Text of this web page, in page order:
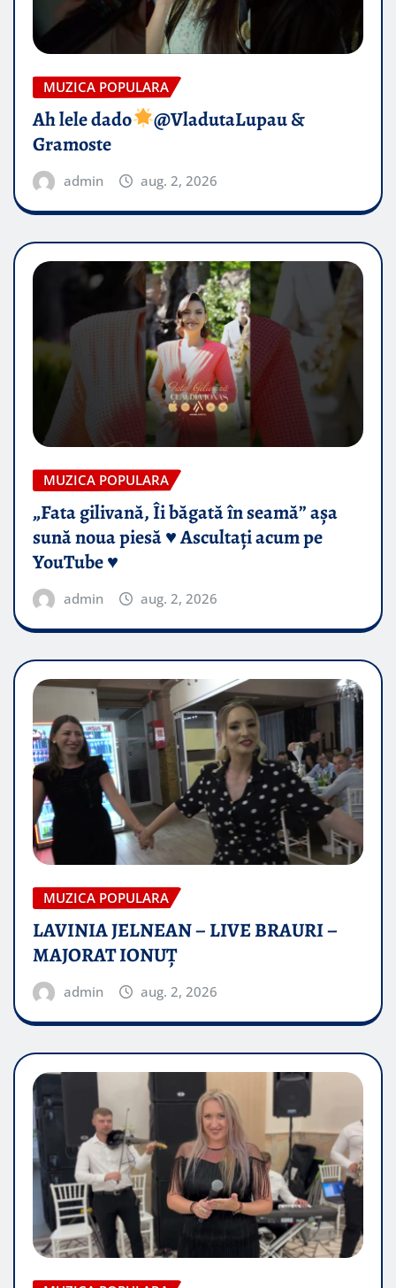
MUZICA POPULARA
Ah lele dado​
@VladutaLupau &
Gramoste
admin aug. 2, 2026
MUZICA POPULARA
„Fata gilivană, Îi băgată în seamă” așa
sună noua piesă ♥️ Ascultați acum pe
YouTube ♥️
admin aug. 2, 2026
MUZICA POPULARA
LAVINIA JELNEAN – LIVE BRAURI –
MAJORAT IONUŢ
admin aug. 2, 2026